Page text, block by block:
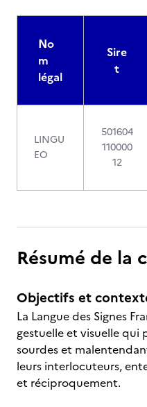
No
m
légal
Sire
t
LINGU
EO
501604
110000
12
Résumé de la
Objectifs et
La Langue des Signes
gestuelle et visuelle qui
sourdes et
leurs interlocuteurs,
et réciproquement.